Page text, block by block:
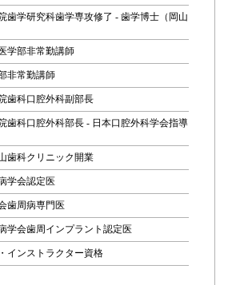
歯学研究科歯学専攻修了 - 歯学博士（岡山
学部非常勤講師
非常勤講師
歯科口腔外科副部長
歯科口腔外科部長 - 日本口腔外科学会指導
歯科クリニック開業
学会認定医
歯周病専門医
学会歯周インプラント認定医
インストラクター資格